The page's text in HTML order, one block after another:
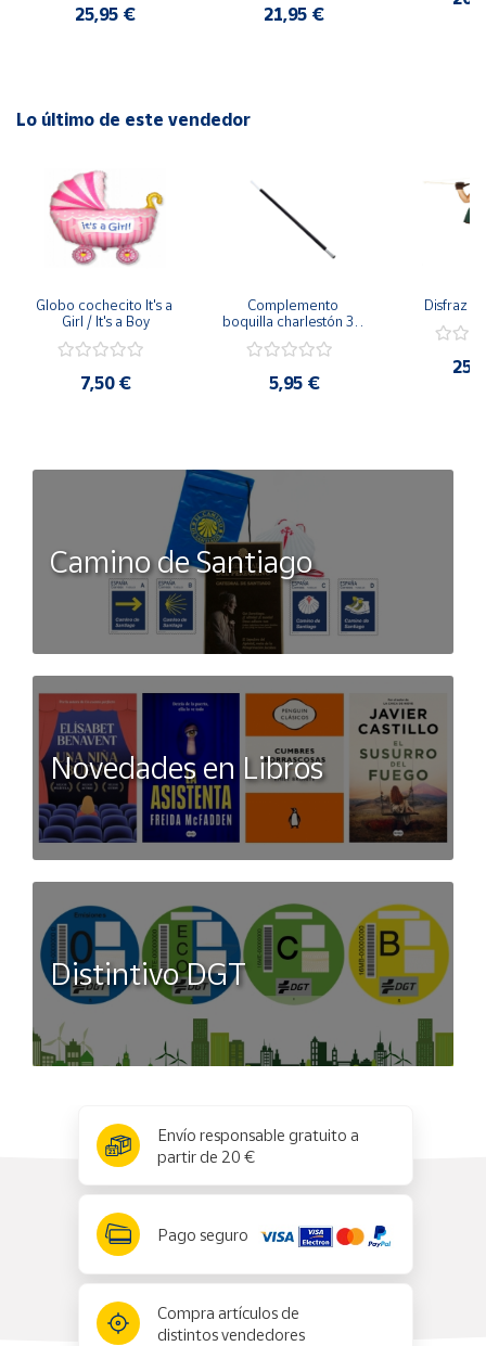
25,95 € 21,95 €
Lo último de este vendedor
Globo cochecito It's a
Girl / It's a Boy
7,50 €
Complemento
boquilla charlestón 30
5,95 €
Disfraz
Camino de Santiago
Novedades en Libros
Distintivo DGT
Envío responsable gratuito a
partir de 20 €
Pago seguro
Compra artículos de
distintos vendedores